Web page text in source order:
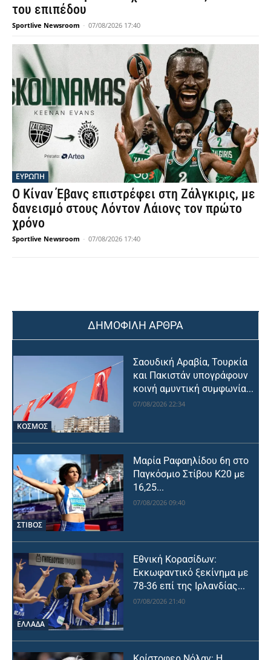
του επιπέδου
Sportlive Newsroom - 07/08/2026 17:40
ΕΥΡΩΠΗ
Ο Κίναν Έβανς επιστρέφει στη Ζάλγκιρις, με
δανεισμό στους Λόντον Λάιονς τον πρώτο
χρόνο
Sportlive Newsroom - 07/08/2026 17:40
ΔΗΜΟΦΙΛΗ ΑΡΘΡΑ
ΚΟΣΜΟΣ
Σαουδική Αραβία, Τουρκία
και Πακιστάν υπογράφουν
κοινή αμυντική συμφωνία...
07/08/2026 22:34
ΣΤΙΒΟΣ
Μαρία Ραφαηλίδου 6η στο
Παγκόσμιο Στίβου Κ20 με
16,25...
07/08/2026 09:40
ΕΛΛΑΔΑ
Εθνική Κορασίδων:
Εκκωφαντικό ξεκίνημα με
78-36 επί της Ιρλανδίας...
07/08/2026 21:40